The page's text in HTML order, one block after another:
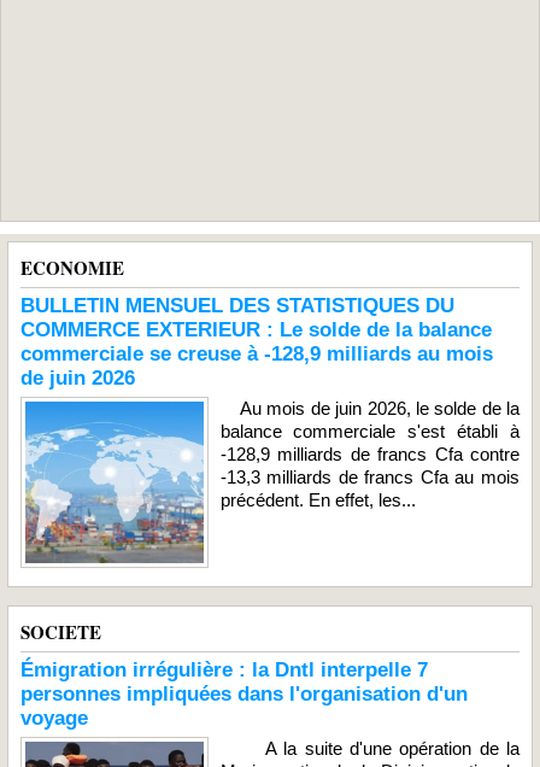
ECONOMIE
BULLETIN MENSUEL DES STATISTIQUES DU
COMMERCE EXTERIEUR : Le solde de la balance
commerciale se creuse à -128,9 milliards au mois
de juin 2026
Au mois de juin 2026, le solde de la
balance commerciale s'est établi à
-128,9 milliards de francs Cfa contre
-13,3 milliards de francs Cfa au mois
précédent. En effet, les...
SOCIETE
Émigration irrégulière : la Dntl interpelle 7
personnes impliquées dans l'organisation d'un
voyage
A la suite d'une opération de la